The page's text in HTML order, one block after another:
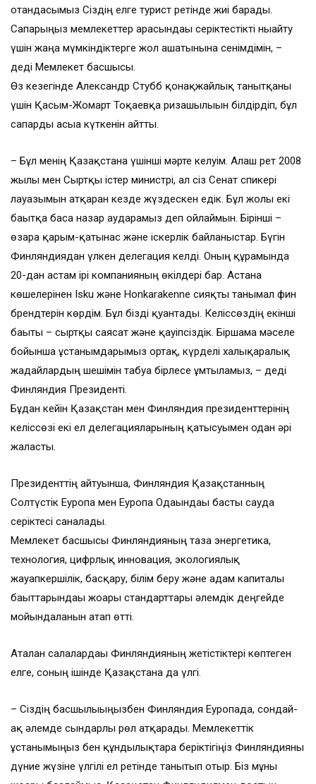
отандасымыз Сіздің елге турист ретінде жиі барады.
Сапарыңыз мемлекеттер арасындағы серіктестікті нығайту
үшін жаңа мүмкіндіктерге жол ашатынына сенімдімін, –
деді Мемлекет басшысы.
Өз кезегінде Александр Стубб қонақжайлық танытқаны
үшін Қасым-Жомарт Тоқаевқа ризашылығын білдірдіп, бұл
сапарды асыға күткенін айтты.
– Бұл менің Қазақстанға үшінші мәрте келуім. Алғаш рет 2008
жылы мен Сыртқы істер министрі, ал сіз Сенат спикері
лауазымын атқарған кезде жүздескен едік. Бұл жолы екі
бағытқа баса назар аударамыз деп ойлаймын. Бірінші –
өзара қарым-қатынас және іскерлік байланыстар. Бүгін
Финляндиядан үлкен делегация келді. Оның құрамында
20-дан астам ірі компанияның өкілдері бар. Астана
көшелерінен Isku және Honkarakenne сияқты танымал фин
брендтерін көрдім. Бұл бізді қуантады. Келіссөздің екінші
бағыты – сыртқы саясат және қауіпсіздік. Біршама мәселе
бойынша ұстанымдарымыз ортақ, күрделі халықаралық
жағдайлардың шешімін табуға бірлесе ұмтыламыз, – деді
Финляндия Президенті.
Бұдан кейін Қазақстан мен Финляндия президенттерінің
келіссөзі екі ел делегацияларының қатысуымен одан әрі
жалғасты.
Президенттің айтуынша, Финляндия Қазақстанның
Солтүстік Еуропа мен Еуропа Одағындағы басты сауда
серіктесі саналады.
Мемлекет басшысы Финляндияның таза энергетика,
технология, цифрлық инновация, экологиялық
жауапкершілік, басқару, білім беру және адам капиталы
бағыттарындағы жоғары стандарттары әлемдік деңгейде
мойындалғанын атап өтті.
Аталған салалардағы Финляндияның жетістіктері көптеген
елге, соның ішінде Қазақстанға да үлгі.
– Сіздің басшылығыңызбен Финляндия Еуропада, сондай-
ақ әлемде сындарлы рөл атқарады. Мемлекеттік
ұстанымыңыз бен құндылықтарға беріктігіңіз Финляндияны
дүние жүзіне үлгілі ел ретінде танытып отыр. Біз мұны